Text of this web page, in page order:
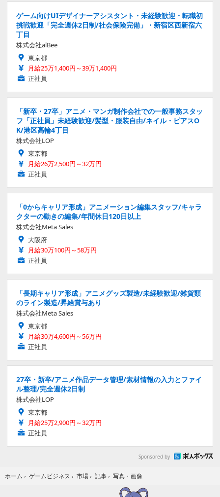
ゲーム向けUIデザイナーアシスタント・未経験歓迎・転職初
挑戦歓迎「完全週休2日制/社会保険完備」・新宿区西新宿六
丁目
株式会社alBee
東京都
月給25万1,400円～39万1,400円
正社員
「新卒・27卒」アニメ・マンガ制作会社での一般事務スタッ
フ「正社員」未経験歓迎/髪型・服装自由/ネイル・ピアスO
K/港区高輪4丁目
株式会社LOP
東京都
月給26万2,500円～32万円
正社員
「0からキャリア形成」アニメーション編集スタッフ/キャラ
クターの動きの編集/年間休日120日以上
株式会社Meta Sales
大阪府
月給30万100円～58万円
正社員
「長期キャリア形成」アニメグッズ製造/未経験歓迎/雑貨類
のライン製造/昇給賞与あり
株式会社Meta Sales
東京都
月給30万4,600円～56万円
正社員
27卒・新卒/アニメ作品データ管理/素材情報の入力とファイ
ル整理/完全週休2日制
株式会社LOP
東京都
月給25万2,900円～32万円
正社員
Sponsored by
ホーム › ゲームビジネス › 市場 › 記事 › 写真・画像